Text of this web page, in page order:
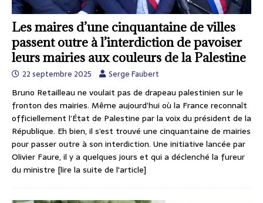
Les maires d’une cinquantaine de villes
passent outre à l’interdiction de pavoiser
leurs mairies aux couleurs de la Palestine
22 septembre 2025 Serge Faubert
Bruno Retailleau ne voulait pas de drapeau palestinien sur le
fronton des mairies. Même aujourd’hui où la France reconnaît
officiellement l’État de Palestine par la voix du président de la
République. Eh bien, il s’est trouvé une cinquantaine de mairies
pour passer outre à son interdiction. Une initiative lancée par
Olivier Faure, il y a quelques jours et qui a déclenché la fureur
du ministre [lire la suite de l'article]